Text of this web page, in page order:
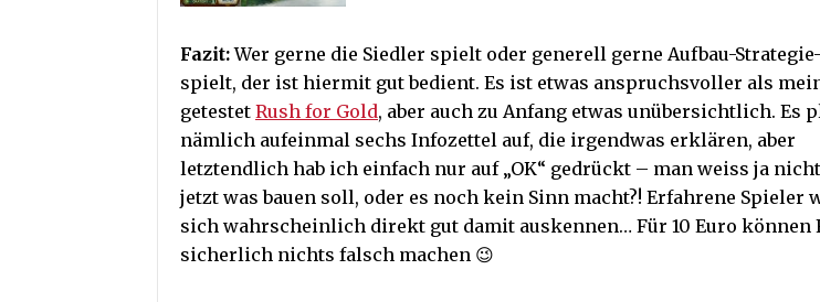
Fazit:Wer gerne die Siedler spielt oder generell gerne Aufbau-
spielt, der ist hiermit gut bedient. Es ist etwas anspruchsvoller als
getestet Rush for Gold, aber auch zu Anfang etwas unübersichtlich. Es
nämlich aufeinmal sechs Infozettel auf, die irgendwas erklären, aber
letztendlich hab ich einfach nur auf „OK“ gedrückt – man weiss ja
jetzt was bauen soll, oder es noch kein Sinn macht?! Erfahrene Spieler
sich wahrscheinlich direkt gut damit auskennen… Für 10 Euro können
sicherlich nichts falsch machen 😉